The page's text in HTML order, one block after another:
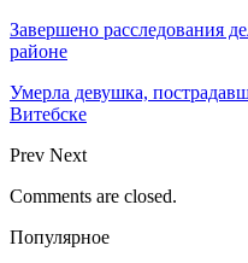
Завершено расследования
районе
Умерла девушка,
Витебске
Prev Next
Comments are closed.
Популярное